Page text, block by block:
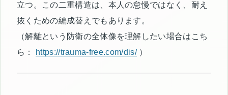
立つ。この二重構造は、本人の怠慢ではなく、耐え
抜くための編成替えでもあります。
（解離という防衛の全体像を理解したい場合はこち
ら：
https://trauma-free.com/dis/）